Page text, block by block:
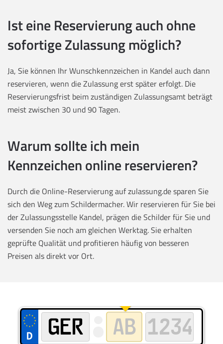
Ist eine Reservierung auch ohne
sofortige Zulassung möglich?
Ja, Sie können Ihr Wunschkennzeichen in Kandel auch dann
reservieren, wenn die Zulassung erst später erfolgt. Die
Reservierungsfrist beim zuständigen Zulassungsamt beträgt
meist zwischen 30 und 90 Tagen.
Warum sollte ich mein
Kennzeichen online reservieren?
Durch die Online-Reservierung auf zulassung.de sparen Sie
sich den Weg zum Schildermacher. Wir reservieren für Sie bei
der Zulassungsstelle Kandel, prägen die Schilder für Sie und
versenden Sie noch am gleichen Werktag. Sie erhalten
geprüfte Qualität und profitieren häufig von besseren
Preisen als direkt vor Ort.